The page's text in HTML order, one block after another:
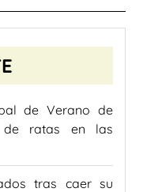
de Verano de
de ratas en las
tras caer su